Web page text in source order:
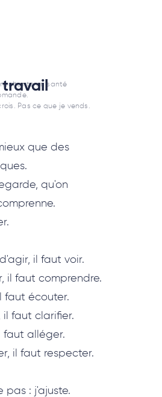
que des
qu'on
il faut voir.
il faut comprendre.
faut écouter.
il faut clarifier.
faut alléger.
il faut respecter.
pas : j'ajuste.
en santé
Pas ce que je vends.
travail